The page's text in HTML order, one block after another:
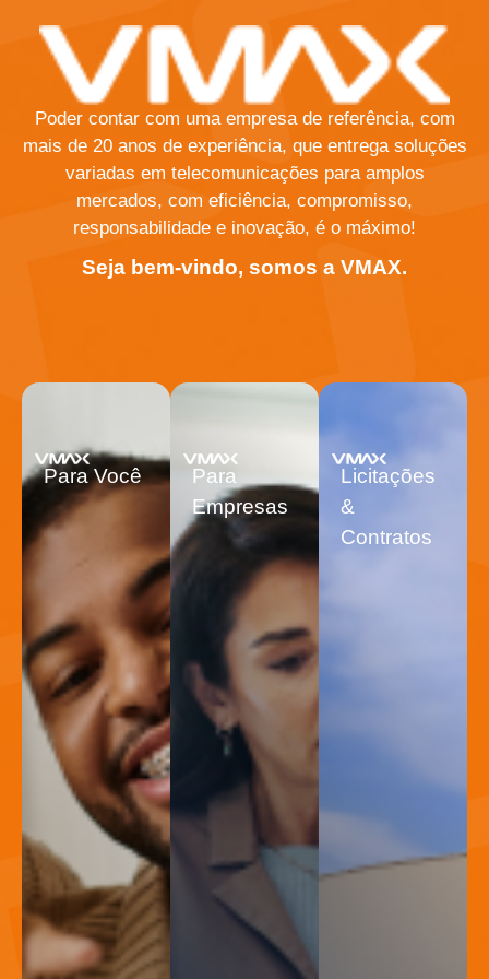
Poder contar com uma empresa de referência, com
mais de 20 anos de experiência, que entrega soluções
variadas em telecomunicações para amplos
mercados, com eficiência, compromisso,
responsabilidade e inovação, é o máximo!
Seja bem-vindo, somos a VMAX.
Para Você
Para
Empresas
Licitações
&
Contratos